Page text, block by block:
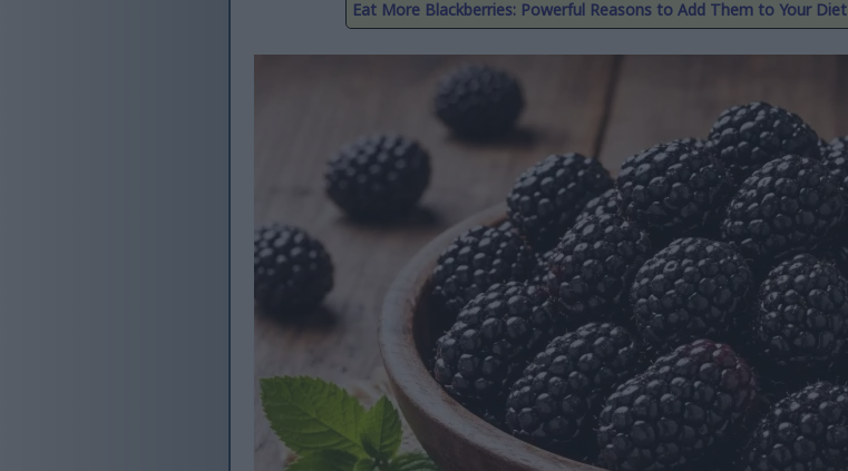
Eat More Blackberries: Powerful Reasons to Add Them to Your Diet